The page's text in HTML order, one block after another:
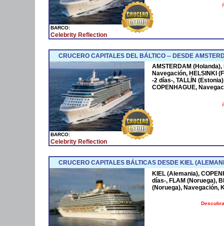
BARCO:
Celebrity Reflection
CRUCERO CAPITALES DEL BÁLTICO -- DESDE
BARCO:
Celebrity Reflection
AMSTERDAM
Navegación, HELSINKI
-2 días-, TALLÍN
COPENHAGUE,
CRUCERO CAPITALES BÁLTICAS DESDE KIEL
KIEL (Alemania),
días-, FLAM (Noruega),
(Noruega), Navegación,